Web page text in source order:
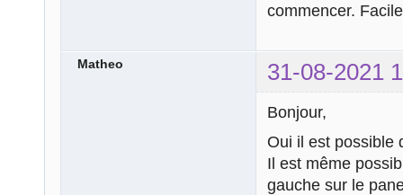
commencer.
Matheo 31-08-2021
Bonjour,
Oui il est possible
Il est même
gauche sur le